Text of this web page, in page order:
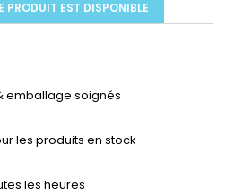
PRODUIT EST DISPONIBLE
& emballage soignés
les produits en stock
les heures